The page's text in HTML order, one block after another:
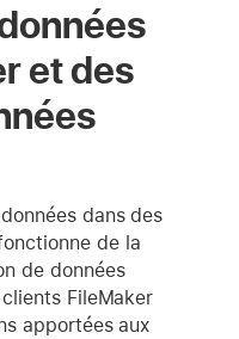
et des
dans des
de la
de données
FileMaker
apportées aux